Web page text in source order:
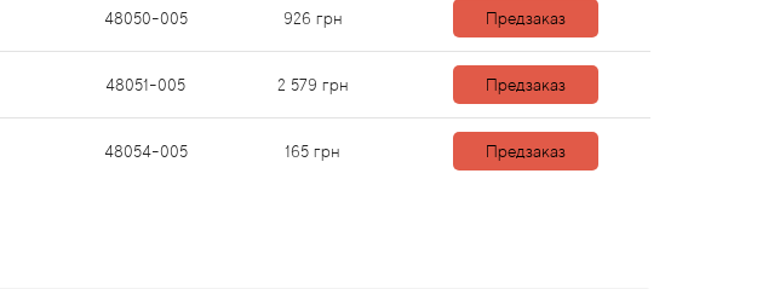
48050-005 926 грн Предзаказ
48051-005 2 579 грн Предзаказ
48054-005 165 грн Предзаказ